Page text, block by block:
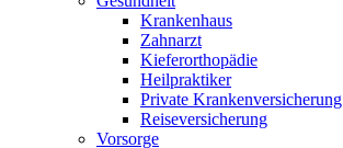
Krankenhaus
Zahnarzt
Kieferorthopädie
Heilpraktiker
Private Krankenversicherung
Reiseversicherung
Vorsorge